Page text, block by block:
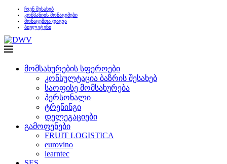
ჩვენ შესახებ
კომპანიის მონაცემები
მონაცემთა დაცვა
ბიულეტენი
მომსახურების სფეროები
კონსულტაცია ბაზრის შესახებ
საოფისე მომსახურება
პერსონალი
ტრენინგი
დელეგაციები
გამოფენები
FRUIT LOGISTICA
eurovino
learntec